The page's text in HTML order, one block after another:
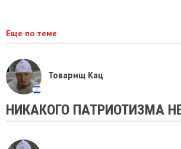
Еще по теме
Товарищ Кац
НИКАКОГО ПАТРИОТИЗМА